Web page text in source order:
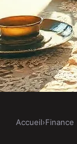
Accueil›Finance